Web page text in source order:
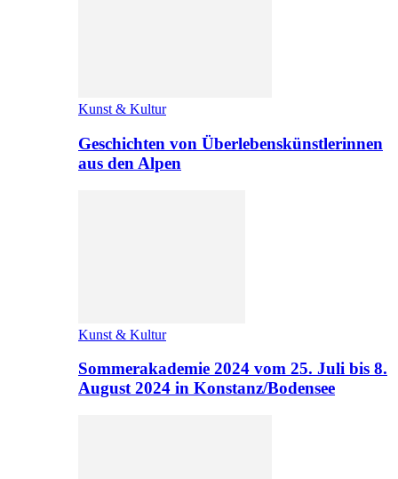
Kunst & Kultur
Geschichten von Überlebenskünstlerinnen
aus den Alpen
Kunst & Kultur
Sommerakademie 2024 vom 25. Juli bis 8.
August 2024 in Konstanz/Bodensee